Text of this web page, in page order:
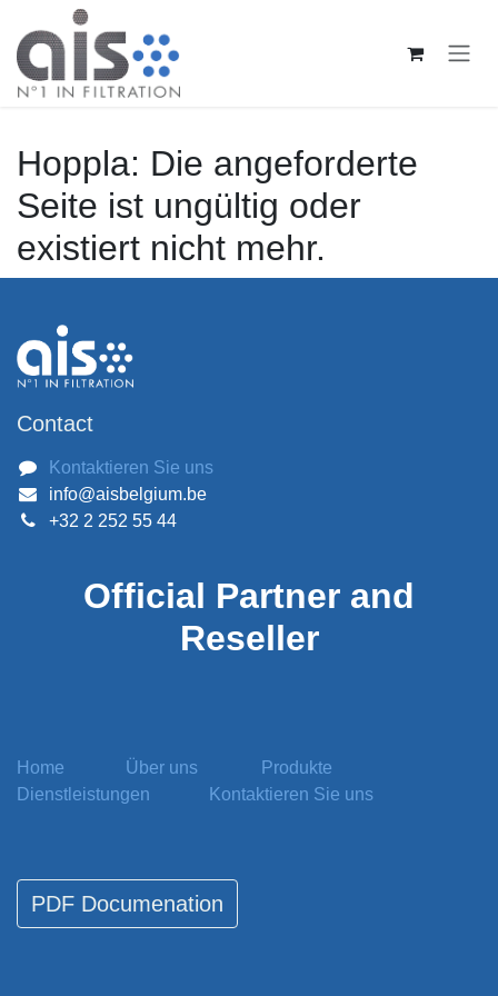
Zum Inhalt springen
Hoppla: Die angeforderte
Seite ist ungültig oder
existiert nicht mehr.
Contact
Kontaktieren Sie uns
info@aisbelgium.be
+32 2 252 55 44
Official Partner and
Reseller
Home Über uns
Produkte
Dienstleistungen
Kontaktieren Sie uns
PDF Documenati​​​​on